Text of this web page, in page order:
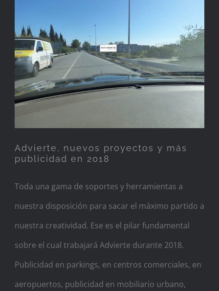
Advierte, nuevos proyectos
y más publicidad en 2018
Advierte, nuevos proyectos y más
publicidad en 2018
Toda una gama de soportes y herramientas a
nuestra disposición para sacar el máximo partido a
nuestra creatividad. Ese es el pilar fundamental
sobre el cual trabajará Advierte durante 2018.
Publicidad en parkings, en centros comerciales, en
aeropuertos, publicidad en mobiliario urbano,